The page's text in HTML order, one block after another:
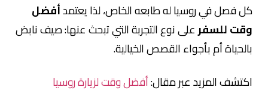
كل فصل في روسيا له طابعه الخاص، لذا يعتمدأفضل
وقت للسفرعلى نوع التجربة التي تبحث عنها: صيف نابض
بالحياة أم بأجواء القصص الخيالية.
اكتشف المزيد عبر مقال:أفضل وقت لزيارة روسيا